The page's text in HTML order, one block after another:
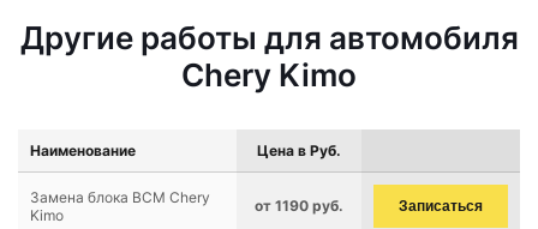
Другие работы для автомобиля
Chery Kimo
Наименование Цена в Руб.
Замена блока BCM Chery
Kimo
от 1190 руб. Записаться